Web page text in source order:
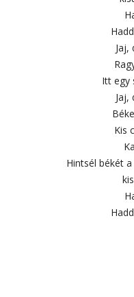
Jaj,
Itt egy
Jaj,
Kis
Hintsél békét